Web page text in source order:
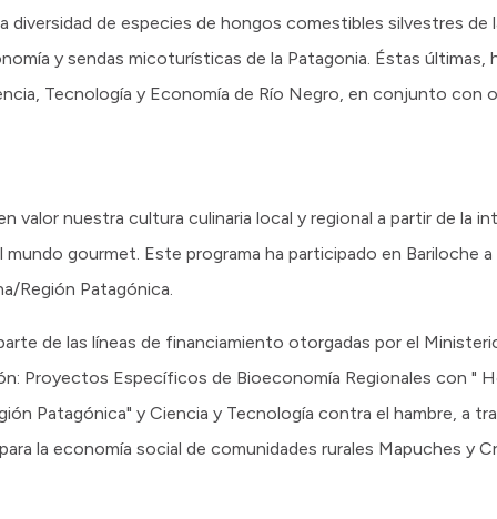
diversidad de especies de hongos comestibles silvestres
y sendas micoturísticas de la Patagonia. Éstas últimas,
Tecnología y Economía de Río Negro, en conjunto
valor nuestra cultura culinaria local y regional a partir de la
gourmet. Este programa ha participado en Bariloche
Región Patagónica.
de las líneas de financiamiento otorgadas por el
Proyectos Específicos de Bioeconomía Regionales con "
Patagónica" y Ciencia y Tecnología contra el hambre, a
la economía social de comunidades rurales Mapuches y